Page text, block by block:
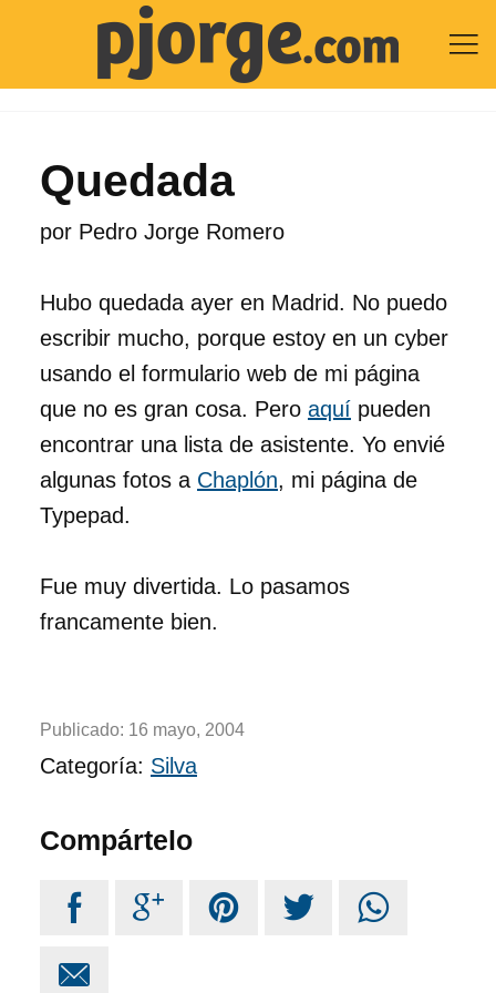

Quedada
por Pedro Jorge Romero
Hubo quedada ayer en Madrid. No puedo
escribir mucho, porque estoy en un cyber
usando el formulario web de mi página
que no es gran cosa. Pero aquí pueden
encontrar una lista de asistente. Yo envié
algunas fotos a Chaplón, mi página de
Typepad.
Fue muy divertida. Lo pasamos
francamente bien.
Publicado: 16 mayo, 2004
Categoría: Silva
Compártelo
    
